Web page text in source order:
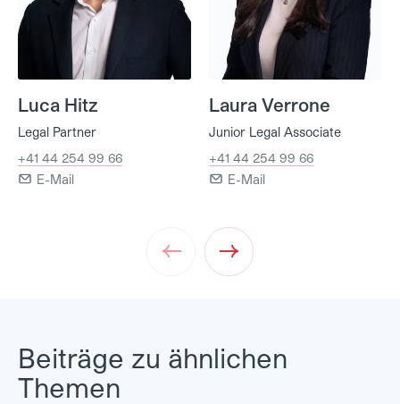
Luca Hitz
Legal Partner
+41 44 254 99 66
E-Mail
Laura Verrone
Junior Legal Associate
+41 44 254 99 66
E-Mail
Next
Beiträge zu ähnlichen
Themen